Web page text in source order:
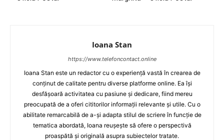
Ioana Stan
https://www.telefoncontact.online
Ioana Stan este un redactor cu o experiență vastă în crearea de
conținut de calitate pentru diverse platforme online. Ea își
desfășoară activitatea cu pasiune și dedicare, fiind mereu
preocupată de a oferi cititorilor informații relevante și utile. Cu o
abilitate remarcabilă de a-și adapta stilul de scriere în funcție de
tematica abordată, Ioana reușește să ofere o perspectivă
proaspătă și originală asupra subiectelor tratate.